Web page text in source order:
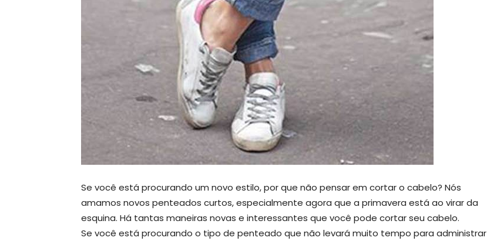
Se você está procurando um novo estilo, por que não pensar em cortar o cabelo? Nós
amamos novos penteados curtos, especialmente agora que a primavera está ao virar da
esquina. Há tantas maneiras novas e interessantes que você pode cortar seu cabelo.
Se você está procurando o tipo de penteado que não levará muito tempo para administrar